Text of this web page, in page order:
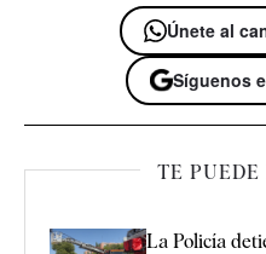
Únete al
Síguenos
TE
La Policía